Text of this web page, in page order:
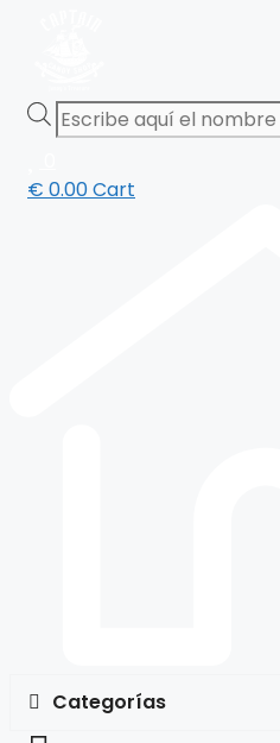
Products
search
€ 0.00Cart
Categorías